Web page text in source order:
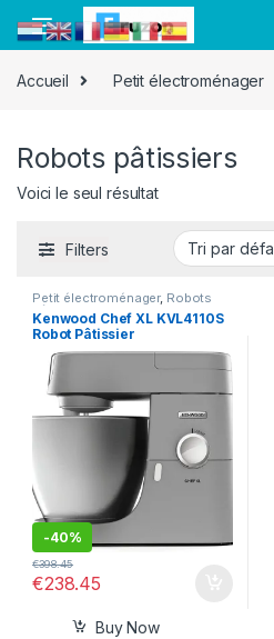
Accueil Petit électroménager
Robots pâtissiers
Voici le seul résultat
Filters
Petit électroménager, Robots
pâtissiers
Kenwood Chef XL KVL4110S
Robot Pâtissier
-40%
€238.45
€398.45
Buy Now